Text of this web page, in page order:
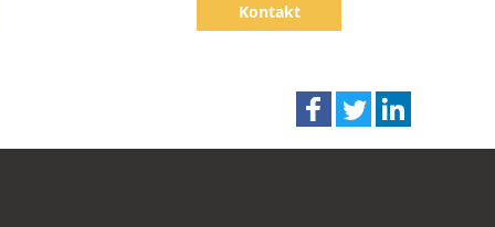
Kontakt